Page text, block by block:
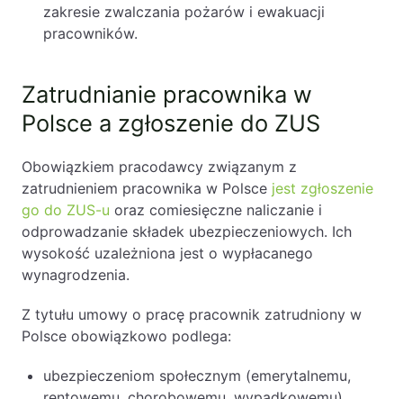
zakresie zwalczania pożarów i ewakuacji
pracowników.
Zatrudnianie pracownika w
Polsce a zgłoszenie do ZUS
Obowiązkiem pracodawcy związanym z
zatrudnieniem pracownika w Polsce jest zgłoszenie
go do ZUS-u oraz comiesięczne naliczanie i
odprowadzanie składek ubezpieczeniowych. Ich
wysokość uzależniona jest o wypłacanego
wynagrodzenia.
Z tytułu umowy o pracę pracownik zatrudniony w
Polsce obowiązkowo podlega:
ubezpieczeniom społecznym (emerytalnemu,